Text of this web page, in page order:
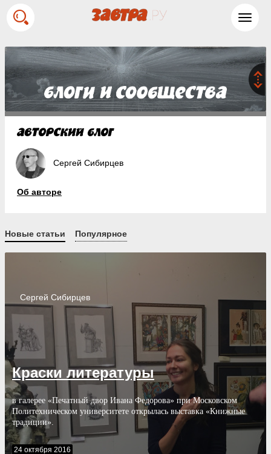
Сергей Сибирцев
Об авторе
Новые статьи Популярное
Сергей Сибирцев
Краски литературы
в галерее «Печатный двор Ивана Федорова» при Московском
Политехническом университете открылась выставка «Книжные
традиции».
24 октября 2016